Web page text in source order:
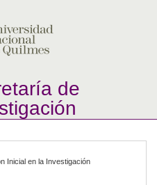
de
Inicial en la Investigación